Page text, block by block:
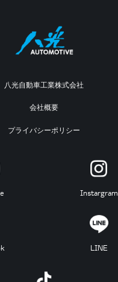
八光自動車工業株式会社
会社概要
プライバシーポリシー
Instargram
LINE